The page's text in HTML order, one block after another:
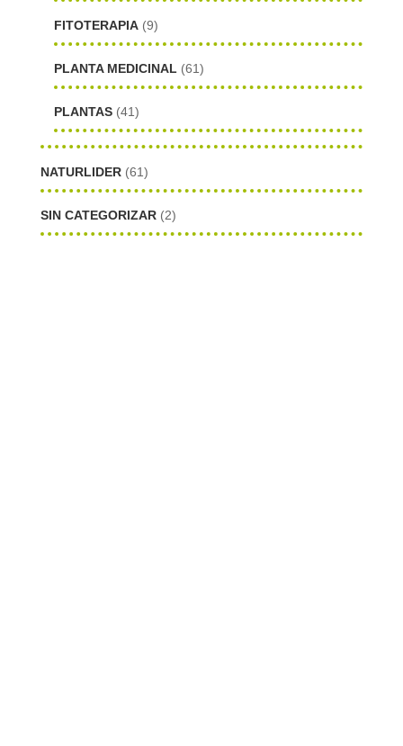
FITOTERAPIA (9)
PLANTA MEDICINAL (61)
PLANTAS (41)
NATURLIDER (61)
SIN CATEGORIZAR (2)